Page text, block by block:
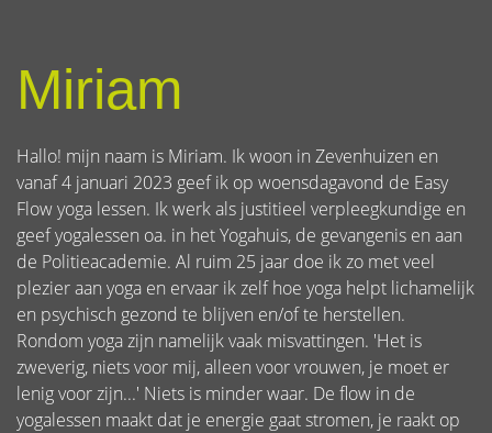
Miriam
Hallo! mijn naam is Miriam. Ik woon in Zevenhuizen en
vanaf 4 januari 2023 geef ik op woensdagavond de Easy
Flow yoga lessen. Ik werk als justitieel verpleegkundige en
geef yogalessen oa. in het Yogahuis, de gevangenis en aan
de Politieacademie. Al ruim 25 jaar doe ik zo met veel
plezier aan yoga en ervaar ik zelf hoe yoga helpt lichamelijk
en psychisch gezond te blijven en/of te herstellen.
Rondom yoga zijn namelijk vaak misvattingen. 'Het is
zweverig, niets voor mij, alleen voor vrouwen, je moet er
lenig voor zijn...' Niets is minder waar. De flow in de
yogalessen maakt dat je energie gaat stromen, je raakt op